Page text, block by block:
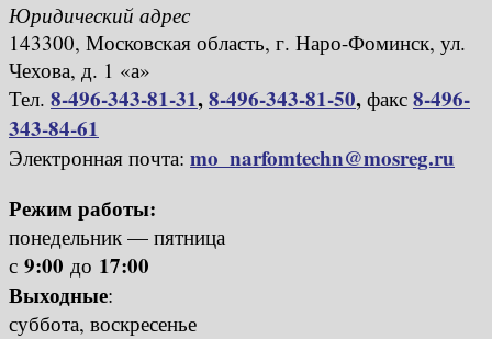
Юридический адрес
143300, Московская область, г. Наро-Фоминск, ул.
Чехова, д. 1 «а»
Тел. 8-496-343-81-31,8-496-343-81-50, факс 8-496-
343-84-61
Электронная почта: mo_narfomtechn@mosreg.ru
Режим работы:
понедельник — пятница
с 9:00 до 17:00
Выходные:
суббота, воскресенье